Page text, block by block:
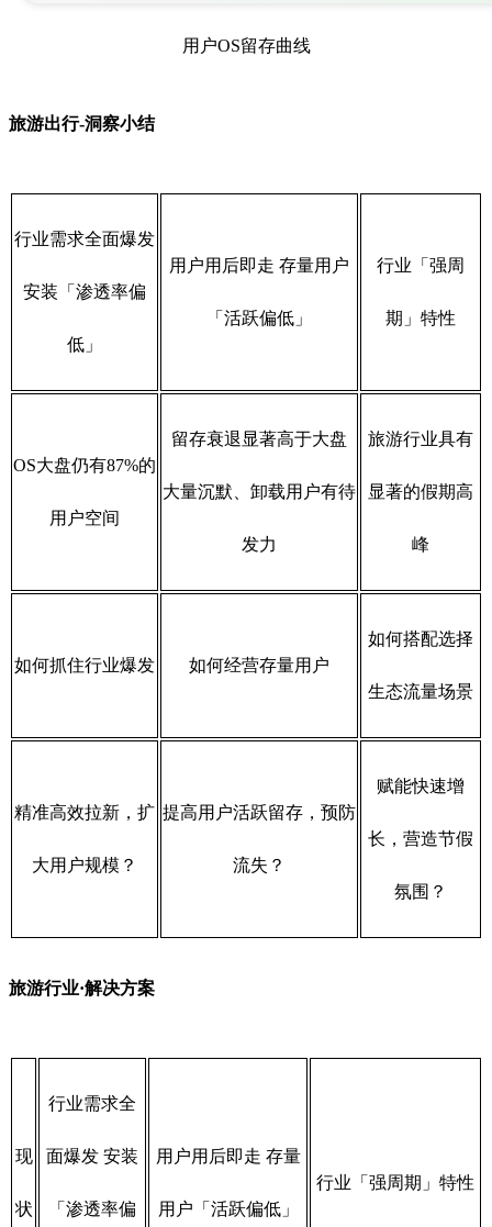
用户OS留存曲线
旅游出行-洞察小结
行业需求全面爆发
安装「渗透率偏
低」
用户用后即走 存量用户
「活跃偏低」
行业「强周
期」特性
OS大盘仍有87%的
用户空间
留存衰退显著高于大盘
大量沉默、卸载用户有待
发力
旅游行业具有
显著的假期高
峰
如何抓住行业爆发 如何经营存量用户
如何搭配选择
生态流量场景
精准高效拉新，扩
大用户规模？
提高用户活跃留存，预防
流失？
赋能快速增
长，营造节假
氛围？
旅游行业·解决方案
现
状
行业需求全
面爆发 安装
「渗透率偏
用户用后即走 存量
用户「活跃偏低」
行业「强周期」特性